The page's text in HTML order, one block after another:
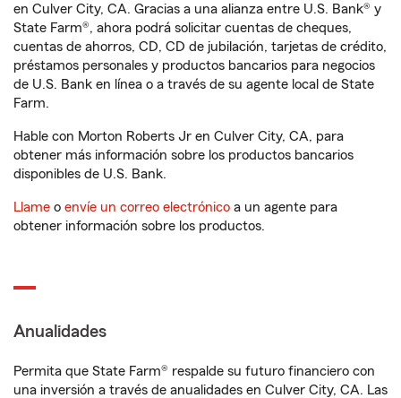
en Culver City, CA. Gracias a una alianza entre U.S. Bank® y
State Farm®, ahora podrá solicitar cuentas de cheques,
cuentas de ahorros, CD, CD de jubilación, tarjetas de crédito,
préstamos personales y productos bancarios para negocios
de U.S. Bank en línea o a través de su agente local de State
Farm.
Hable con Morton Roberts Jr en Culver City, CA, para
obtener más información sobre los productos bancarios
disponibles de U.S. Bank.
Llame o envíe un correo electrónico a un agente para
obtener información sobre los productos.
Anualidades
Permita que State Farm® respalde su futuro financiero con
una inversión a través de anualidades en Culver City, CA. Las